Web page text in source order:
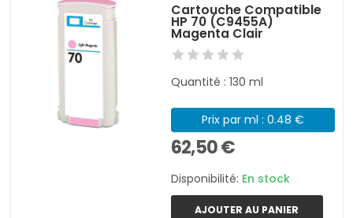
Cartouche Compatible
HP 70 (C9455A)
Magenta Clair
Quantité : 130 ml
Prix par ml : 0.48 €
62,50 €
Disponibilité: En stock
AJOUTER AU PANIER